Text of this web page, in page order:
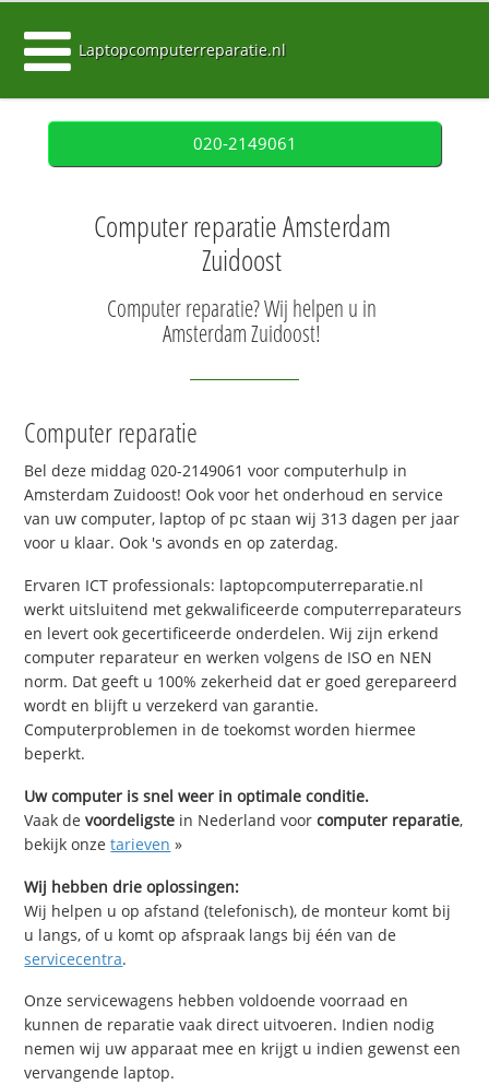
Laptopcomputerreparatie.nl
020-2149061
Computer reparatie Amsterdam
Zuidoost
Computer reparatie? Wij helpen u in
Amsterdam Zuidoost!
Computer reparatie
Bel deze middag 020-2149061 voor computerhulp in
Amsterdam Zuidoost! Ook voor het onderhoud en service
van uw computer, laptop of pc staan wij 313 dagen per jaar
voor u klaar. Ook 's avonds en op zaterdag.
Ervaren ICT professionals: laptopcomputerreparatie.nl
werkt uitsluitend met gekwalificeerde computerreparateurs
en levert ook gecertificeerde onderdelen. Wij zijn erkend
computer reparateur en werken volgens de ISO en NEN
norm. Dat geeft u 100% zekerheid dat er goed gerepareerd
wordt en blijft u verzekerd van garantie.
Computerproblemen in de toekomst worden hiermee
beperkt.
Uw computer is snel weer in optimale conditie.
Vaak devoordeligste in Nederland voorcomputer reparatie,
bekijk onzetarieven »
Wij hebben drie oplossingen:
Wij helpen u op afstand (telefonisch), de monteur komt bij
u langs, of u komt op afspraak langs bij één van de
servicecentra.
Onze servicewagens hebben voldoende voorraad en
kunnen de reparatie vaak direct uitvoeren. Indien nodig
nemen wij uw apparaat mee en krijgt u indien gewenst een
vervangende laptop.